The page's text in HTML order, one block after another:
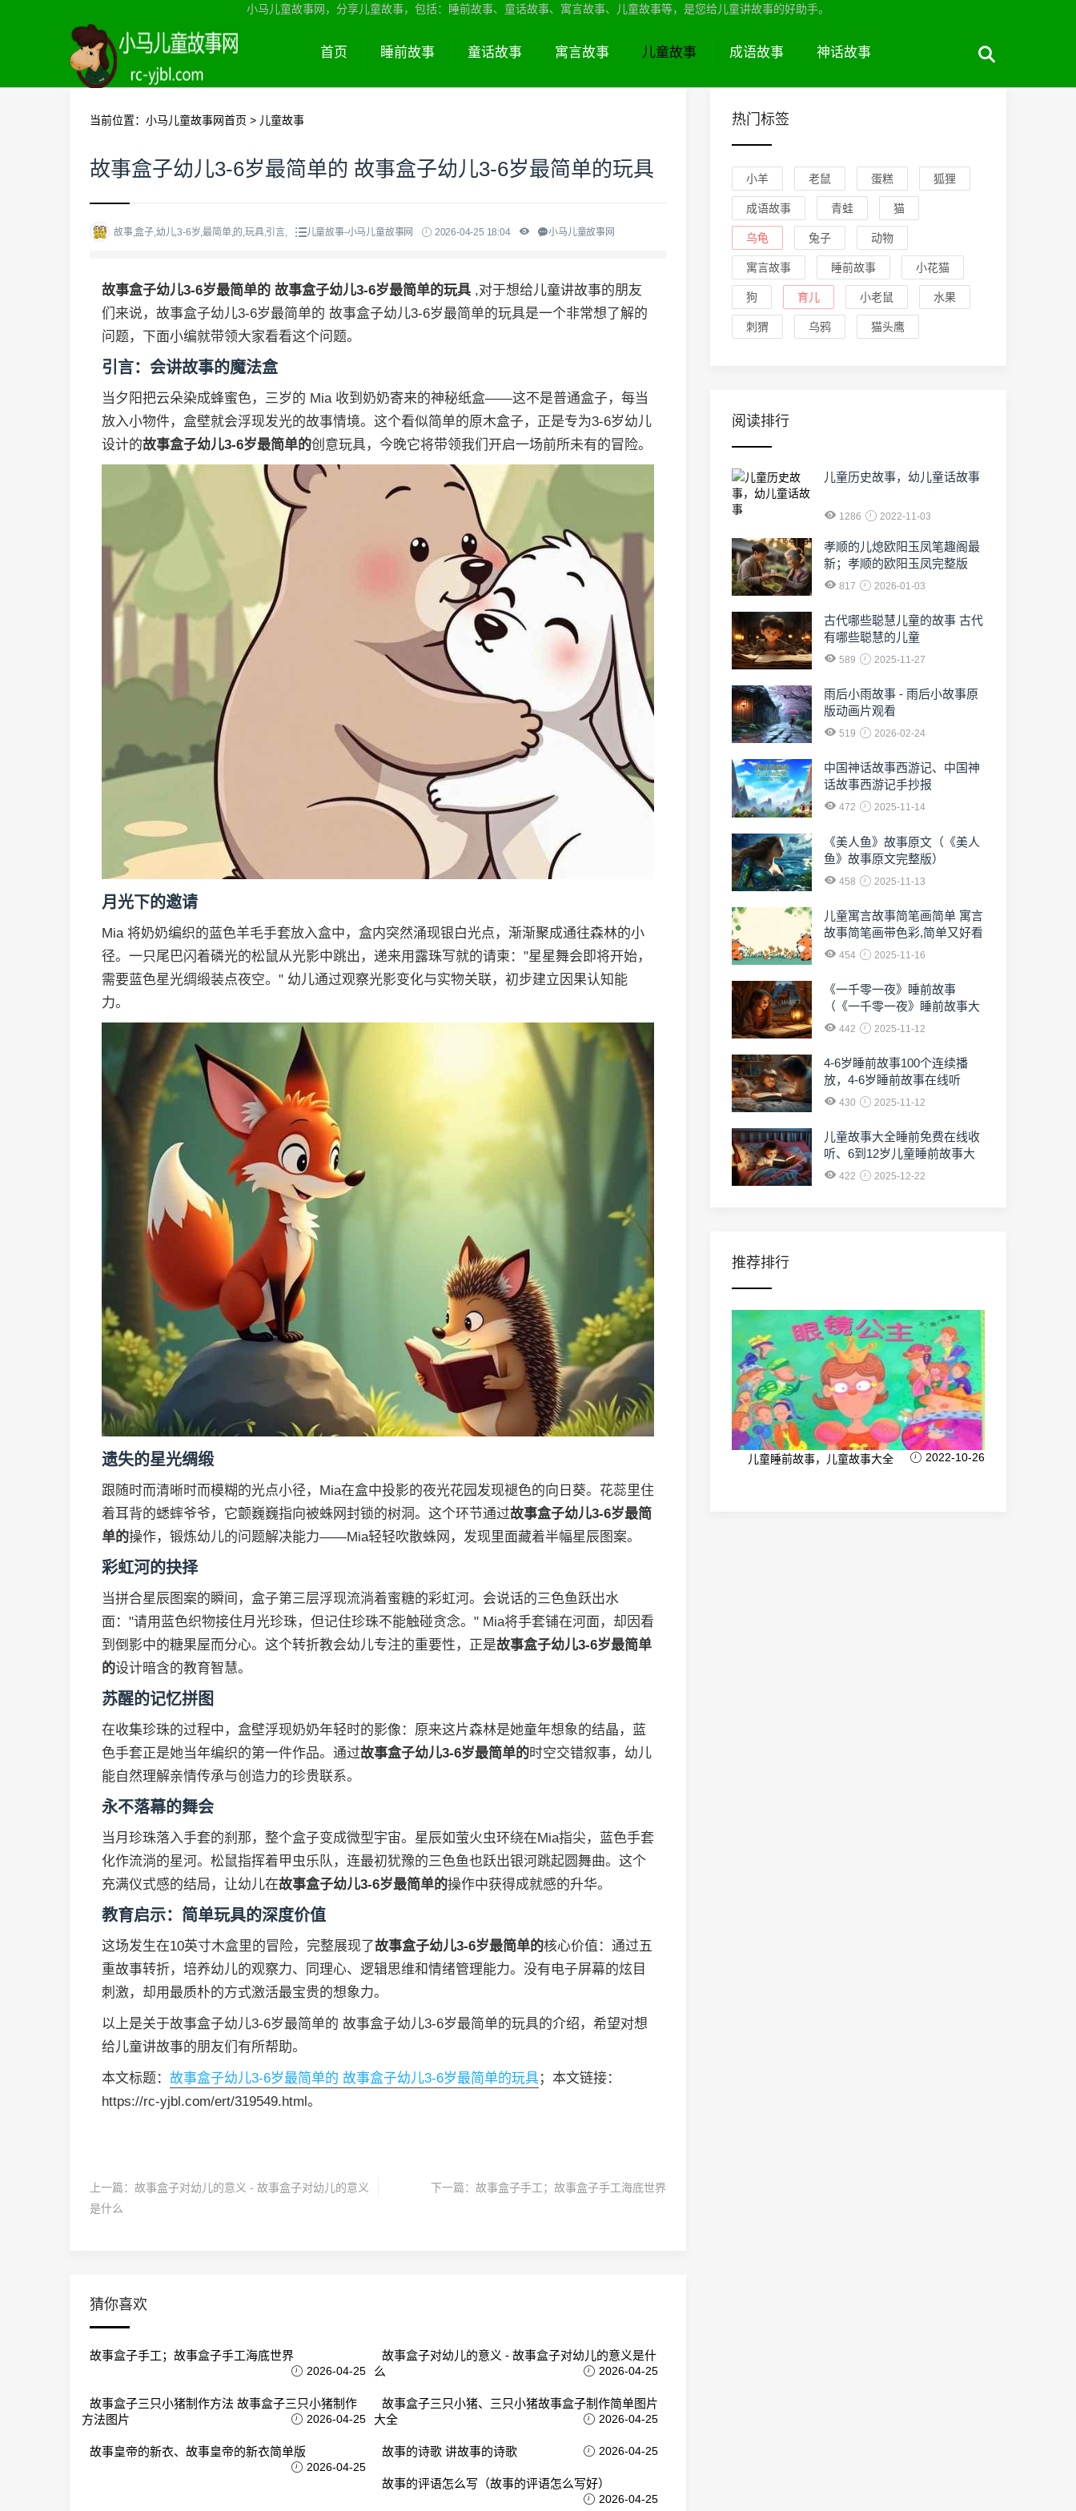
小马儿童故事网，分享儿童故事，包括：睡前故事、童话故事、寓言故事、儿童故事等，是您给儿童讲故事的好助手。
首页 睡前故事 童话故事 寓言故事 儿童故事 成语故事 神话故事
当前位置： 小马儿童故事网首页 > 儿童故事
故事盒子幼儿3-6岁最简单的 故事盒子幼儿3-6岁最简单的玩具
故事,盒子,幼儿,3-6岁,最简单,的,玩具,引言, 儿童故事-小马儿童故事网 2026-04-25 18:04 小马儿童故事网
故事盒子幼儿3-6岁最简单的 故事盒子幼儿3-6岁最简单的玩具 ,对于想给儿童讲故事的朋友
们来说，故事盒子幼儿3-6岁最简单的 故事盒子幼儿3-6岁最简单的玩具是一个非常想了解的
问题，下面小编就带领大家看看这个问题。
引言：会讲故事的魔法盒
当夕阳把云朵染成蜂蜜色，三岁的 Mia 收到奶奶寄来的神秘纸盒——这不是普通盒子，每当
放入小物件，盒壁就会浮现发光的故事情境。这个看似简单的原木盒子，正是专为3-6岁幼儿
设计的故事盒子幼儿3-6岁最简单的创意玩具，今晚它将带领我们开启一场前所未有的冒险。
月光下的邀请
Mia 将奶奶编织的蓝色羊毛手套放入盒中，盒内突然涌现银白光点，渐渐聚成通往森林的小
径。一只尾巴闪着磷光的松鼠从光影中跳出，递来用露珠写就的请柬："星星舞会即将开始，
需要蓝色星光绸缎装点夜空。" 幼儿通过观察光影变化与实物关联，初步建立因果认知能
力。
遗失的星光绸缎
跟随时而清晰时而模糊的光点小径，Mia在盒中投影的夜光花园发现褪色的向日葵。花蕊里住
着耳背的蟋蟀爷爷，它颤巍巍指向被蛛网封锁的树洞。这个环节通过故事盒子幼儿3-6岁最简
单的操作，锻炼幼儿的问题解决能力——Mia轻轻吹散蛛网，发现里面藏着半幅星辰图案。
彩虹河的抉择
当拼合星辰图案的瞬间，盒子第三层浮现流淌着蜜糖的彩虹河。会说话的三色鱼跃出水
面："请用蓝色织物接住月光珍珠，但记住珍珠不能触碰贪念。" Mia将手套铺在河面，却因看
到倒影中的糖果屋而分心。这个转折教会幼儿专注的重要性，正是故事盒子幼儿3-6岁最简单
的设计暗含的教育智慧。
苏醒的记忆拼图
在收集珍珠的过程中，盒壁浮现奶奶年轻时的影像：原来这片森林是她童年想象的结晶，蓝
色手套正是她当年编织的第一件作品。通过故事盒子幼儿3-6岁最简单的时空交错叙事，幼儿
能自然理解亲情传承与创造力的珍贵联系。
永不落幕的舞会
当月珍珠落入手套的刹那，整个盒子变成微型宇宙。星辰如萤火虫环绕在Mia指尖，蓝色手套
化作流淌的星河。松鼠指挥着甲虫乐队，连最初犹豫的三色鱼也跃出银河跳起圆舞曲。这个
充满仪式感的结局，让幼儿在故事盒子幼儿3-6岁最简单的操作中获得成就感的升华。
教育启示：简单玩具的深度价值
这场发生在10英寸木盒里的冒险，完整展现了故事盒子幼儿3-6岁最简单的核心价值：通过五
重故事转折，培养幼儿的观察力、同理心、逻辑思维和情绪管理能力。没有电子屏幕的炫目
刺激，却用最质朴的方式激活最宝贵的想象力。
以上是关于故事盒子幼儿3-6岁最简单的 故事盒子幼儿3-6岁最简单的玩具的介绍，希望对想
给儿童讲故事的朋友们有所帮助。
本文标题： 故事盒子幼儿3-6岁最简单的 故事盒子幼儿3-6岁最简单的玩具；本文链接：
https://rc-yjbl.com/ert/319549.html。
上一篇： 故事盒子对幼儿的意义 - 故事盒子对幼儿的意义
是什么
下一篇： 故事盒子手工；故事盒子手工海底世界
猜你喜欢
故事盒子手工；故事盒子手工海底世界
2026-04-25
故事盒子对幼儿的意义 - 故事盒子对幼儿的意义是什
么
2026-04-25
故事盒子三只小猪制作方法 故事盒子三只小猪制作
方法图片
2026-04-25
故事盒子三只小猪、三只小猪故事盒子制作简单图片
大全
2026-04-25
故事皇帝的新衣、故事皇帝的新衣简单版
2026-04-25
故事的诗歌 讲故事的诗歌 2026-04-25
故事的评语怎么写（故事的评语怎么写好）
2026-04-25
热门标签
小羊 老鼠 蛋糕 狐狸
成语故事 青蛙 猫
乌龟 兔子 动物
寓言故事 睡前故事 小花猫
狗 育儿 小老鼠 水果
刺猬 乌鸦 猫头鹰
阅读排行
儿童历史故事，幼儿童话故事
1286 2022-11-03
孝顺的儿熄欧阳玉凤笔趣阁最
新；孝顺的欧阳玉凤完整版
817 2026-01-03
古代哪些聪慧儿童的故事 古代
有哪些聪慧的儿童
589 2025-11-27
雨后小雨故事 - 雨后小故事原
版动画片观看
519 2026-02-24
中国神话故事西游记、中国神
话故事西游记手抄报
472 2025-11-14
《美人鱼》故事原文（《美人
鱼》故事原文完整版）
458 2025-11-13
儿童寓言故事简笔画简单 寓言
故事简笔画带色彩,简单又好看
454 2025-11-16
《一千零一夜》睡前故事
（《一千零一夜》睡前故事大
全）442 2025-11-12
4-6岁睡前故事100个连续播
放，4-6岁睡前故事在线听
430 2025-11-12
儿童故事大全睡前免费在线收
听、6到12岁儿童睡前故事大
全免费收听
422 2025-12-22
推荐排行
儿童睡前故事，儿童故事大全 2022-10-26